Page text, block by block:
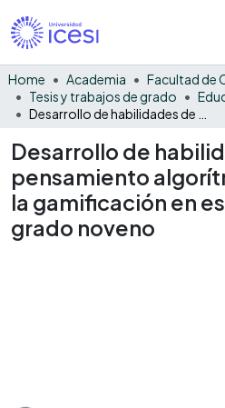
Home Academia
Facultad de
Tesis y trabajos de grado
Desarrollo de
pensamiento
la gamificación en
grado noveno